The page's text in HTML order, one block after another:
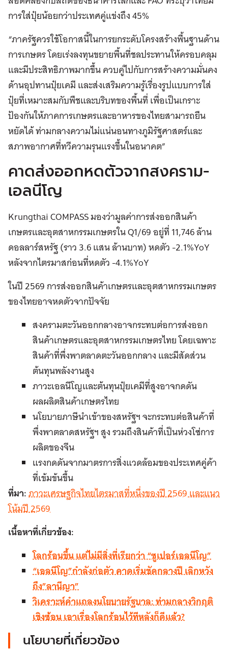
การใส่ปุ๋ยน้อยกว่าประเทศคู่แข่งถึง 45%
“ภาครัฐควรใช้โอกาสนี้ในการยกระดับโครงสร้างพื้นฐานด้าน
การเกษตร โดยเร่งลงทุนขยายพื้นที่ชลประทานให้ครอบคลุม
และมีประสิทธิภาพมากขึ้น ควบคู่ไปกับการสร้างความมั่นคง
ด้านอุปทานปุ๋ยเคมี และส่งเสริมความรู้เรื่องรูปแบบการใส่
ปุ๋ยที่เหมาะสมกับพืชและบริบทของพื้นที่ เพื่อเป็นเกราะ
ป้องกันให้ภาคการเกษตรและอาหารของไทยสามารถยืน
หยัดได้ ท่ามกลางความไม่แน่นอนทางภูมิรัฐศาสตร์และ
สภาพอากาศที่ทวีความรุนแรงขึ้นในอนาคต”
คาดส่งออกหดตัวจากสงคราม-
เอลนีโญ
Krungthai COMPASS มองว่ามูลค่าการส่งออกสินค้า
เกษตรและอุตสาหกรรมเกษตรใน Q1/69 อยู่ที่ 11,746 ล้าน
ดอลลาร์สหรัฐ (ราว 3.6 แสน ล้านบาท) หดตัว -2.1%YoY
หลังจากไตรมาสก่อนที่หดตัว -4.1%YoY
ในปี 2569 การส่งออกสินค้าเกษตรและอุตสาหกรรมเกษตร
ของไทยอาจหดตัวจากปัจจัย
สงครามตะวันออกกลางอาจกระทบต่อการส่งออก
สินค้าเกษตรและอุตสาหกรรมเกษตรไทย โดยเฉพาะ
สินค้าที่พึ่งพาตลาดตะวันออกกลาง และมีสัดส่วน
ต้นทุนพลังงานสูง
ภาวะเอลนีโญและต้นทุนปุ๋ยเคมีที่สูงอาจกดดัน
ผลผลิตสินค้าเกษตรไทย
นโยบายภาษีนำเข้าของสหรัฐฯ จะกระทบต่อสินค้าที่
พึ่งพาตลาดสหรัฐฯ สูง รวมถึงสินค้าที่เป็นห่วงโซ่การ
ผลิตของจีน
แรงกดดันจากมาตรการสิ่งแวดล้อมของประเทศคู่ค้า
ที่เข้มข้นขึ้น
ที่มา:ภาวะเศรษฐกิจไทยไตรมาสที่หนึ่งของปี 2569 และแนว
โน้มปี 2569
เนื้อหาที่เกี่ยวข้อง:
โลกร้อนขึ้น แต่ไม่มีสิ่งที่เรียกว่า “ซูเปอร์เอลนีโญ”
“เอลนีโญ”กำลังก่อตัว คาดเริ่มชัดกลางปี เลิกหวัง
ถึง”ลานีญา”
วิเคราะห์คำแถลงนโยบายรัฐบาล: ท่ามกลางวิกฤติ
เชิงซ้อน เอาเรื่องโลกร้อนไว้ทีหลังก็ดีแล้ว?
นโยบายที่เกี่ยวข้อง